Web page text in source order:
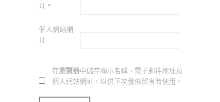
址 *
個人網站網
址
在瀏覽器中儲存顯示名稱、電子郵件地址及
個人網站網址，以供下次發佈留言時使用。